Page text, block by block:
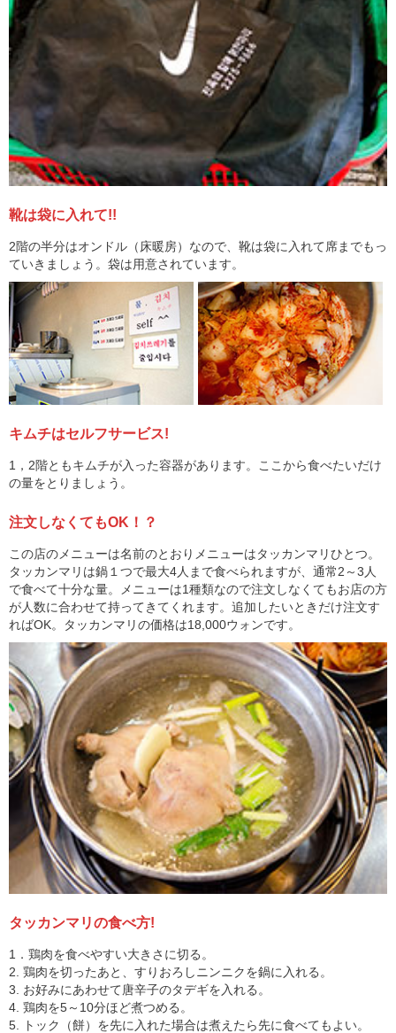
靴は袋に入れて!!
2階の半分はオンドル（床暖房）なので、靴は袋に入れて席までもっ
ていきましょう。袋は用意されています。
キムチはセルフサービス!
1，2階ともキムチが入った容器があります。ここから食べたいだけ
の量をとりましょう。
注文しなくてもOK！？
この店のメニューは名前のとおりメニューはタッカンマリひとつ。
タッカンマリは鍋１つで最大4人まで食べられますが、通常2～3人
で食べて十分な量。メニューは1種類なので注文しなくてもお店の方
が人数に合わせて持ってきてくれます。追加したいときだけ注文す
ればOK。タッカンマリの価格は18,000ウォンです。
タッカンマリの食べ方!
1．鶏肉を食べやすい大きさに切る。
2. 鶏肉を切ったあと、すりおろしニンニクを鍋に入れる。
3. お好みにあわせて唐辛子のタデギを入れる。
4. 鶏肉を5～10分ほど煮つめる。
5. トック（餅）を先に入れた場合は煮えたら先に食べてもよい。